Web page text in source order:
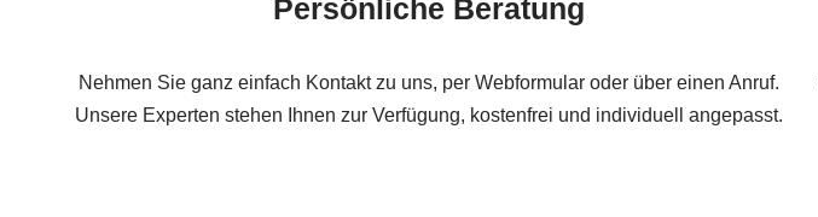
Persönliche Beratung
Nehmen Sie ganz einfach Kontakt zu uns, per Webformular oder über einen Anruf.
Unsere Experten stehen Ihnen zur Verfügung, kostenfrei und individuell angepasst.